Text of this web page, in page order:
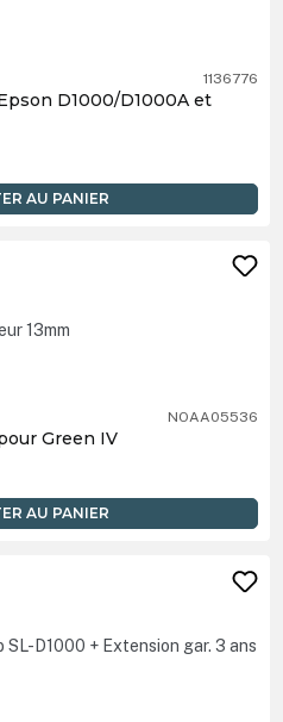
1136776
D1000/D1000A et
AU PANIER
NOAA05536
Green IV
AU PANIER